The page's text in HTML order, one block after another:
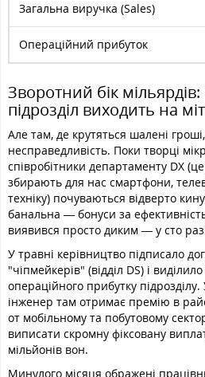
Загальна виручка (Sales)
Операційний прибуток
Зворотний бік
підрозділ виходить на
Але там, де крутяться шалені
несправедливість. Поки творці
співробітники департаменту DX (це
збирають для нас смартфони,
техніку) почуваються відверто
банальна — бонуси за
виявився просто диким — у сто
У травні керівництво підписало
"чіпмейкерів" (відділ DS) і
операційного прибутку
інженер там отримає премію в
от мобільному та побутовому
виписати скромну фіксовану
мільйонів вон.
Минулого місяця ображені